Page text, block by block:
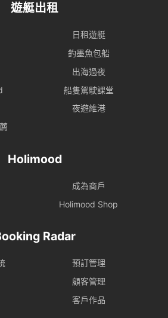
遊艇出租
日租遊艇
釣墨魚包船
出海過夜
船隻駕駛課堂
夜遊維港
Holimood
成為商戶
Holimood Shop
Radar
預訂管理
顧客管理
客戶作品